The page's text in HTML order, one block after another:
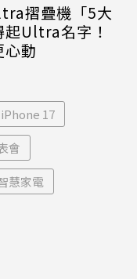
摺疊機「5大
起Ultra名字！
心動
iPhone 17
會
慧家電